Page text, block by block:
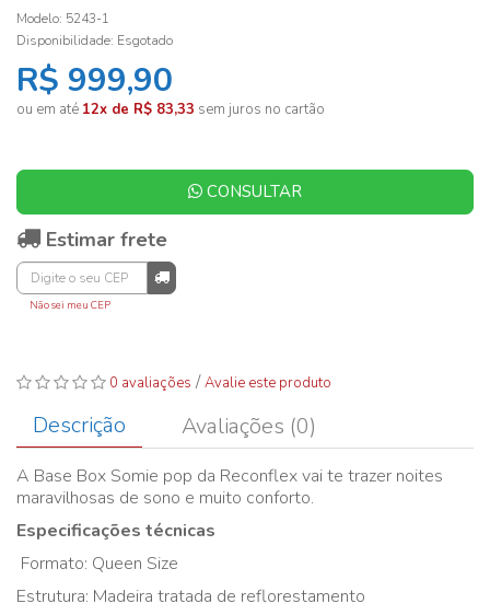
Modelo: 5243-1
Disponibilidade: Esgotado
R$ 999,90
ou em até 12x de R$ 83,33 sem juros no cartão
CONSULTAR
Estimar frete
Não sei meu CEP
0 avaliações /Avalie este produto
Descrição Avaliações (0)
A Base Box Somie pop da Reconflex vai te trazer noites
maravilhosas de sono e muito conforto.
Especificações técnicas
Formato: Queen Size
Estrutura: Madeira tratada de reflorestamento